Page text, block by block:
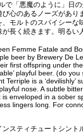
で「悪魔のように」日
び心のあるノーズがあり
モルトのスパイシーな
が長く続きます。明るい
Femme Fatale and
beer by Brewery De
first offspring under
playful beer. (do
Terriple is a ‘devilishly’
nose. A subtle
is enveloped in a sober
lingers long. For
スティチュートシント